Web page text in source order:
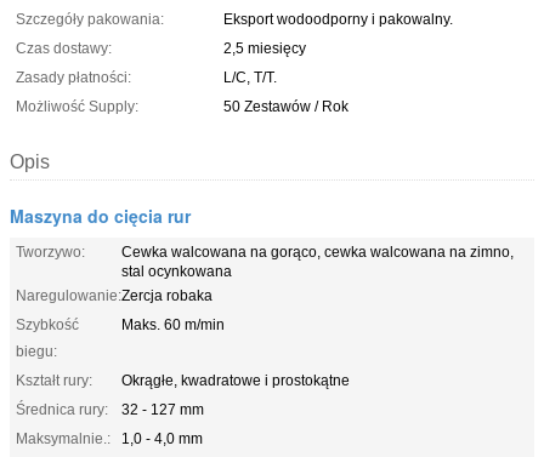
Szczegóły pakowania:
Eksport wodoodporny i pakowalny.
Czas dostawy:
2,5 miesięcy
Zasady płatności:
L/C, T/T.
Możliwość Supply:
50 Zestawów / Rok
Opis
Maszyna do cięcia rur
Tworzywo:
Cewka walcowana na gorąco, cewka walcowana na zimno,
stal ocynkowana
Naregulowanie:Zercja robaka
Szybkość
biegu:
Maks. 60 m/min
Kształt rury:
Okrągłe, kwadratowe i prostokątne
Średnica rury:
32 - 127 mm
Maksymalnie.:
1,0 - 4,0 mm